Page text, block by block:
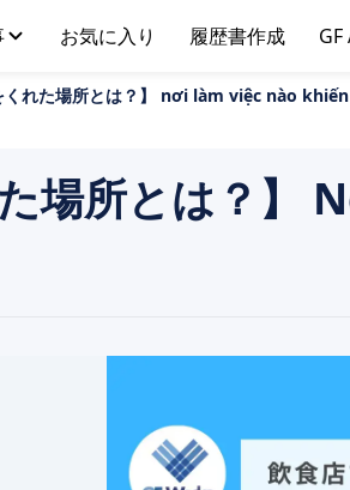
お気に入り 履歴書作成
くれた場所とは？】 nơi làm việc nào
場所とは？